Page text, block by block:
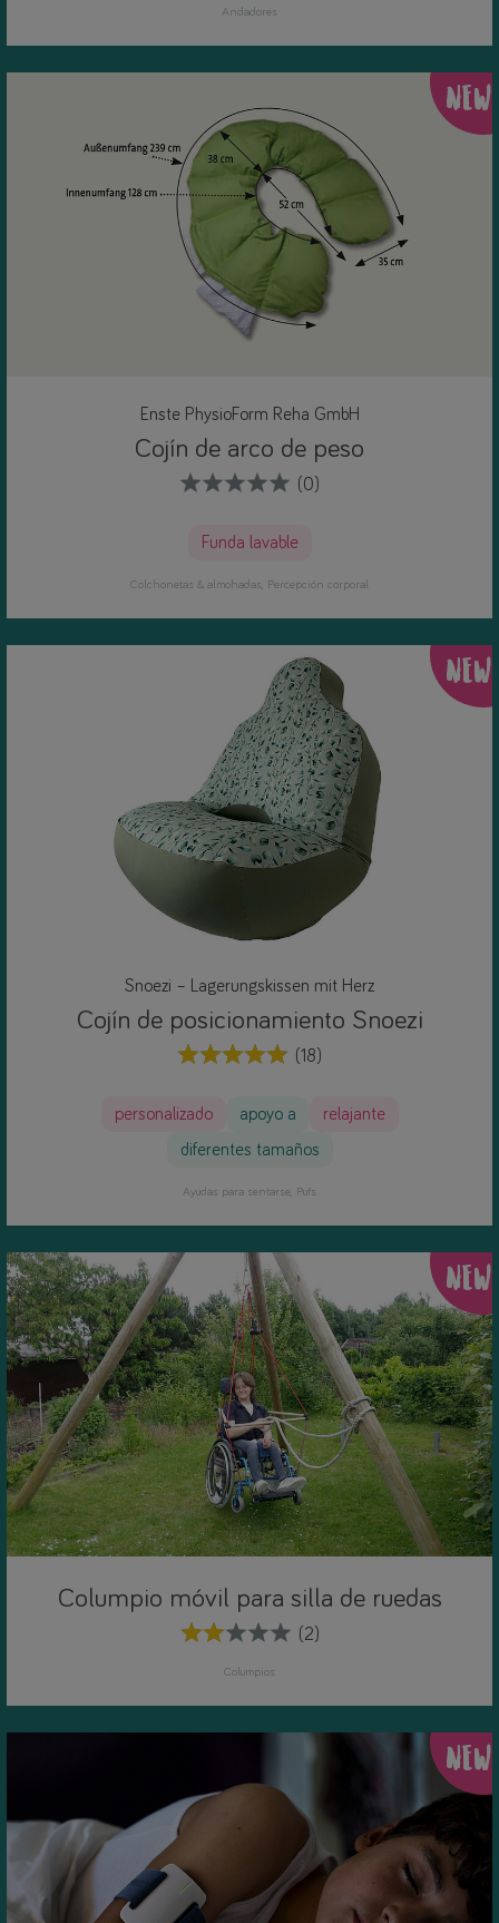
Andadores
NEW
Enste PhysioForm Reha GmbH
Cojín de arco de peso
(0)
Funda lavable
Colchonetas & almohadas Percepción corporal
NEW
Snoezi – Lagerungskissen mit Herz
Cojín de posicionamiento Snoezi
(18)
personalizado apoyo a
relajante
diferentes tamaños
Ayudas para sentarse Pufs
NEW
Columpio móvil para silla de ruedas
(2)
Columpios
NEW